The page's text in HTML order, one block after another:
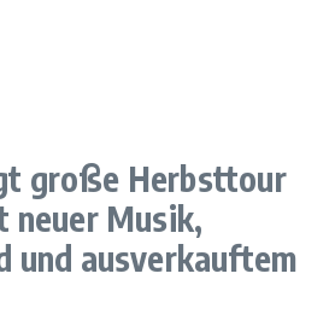
große Herbsttour
neuer Musik,
und ausverkauftem